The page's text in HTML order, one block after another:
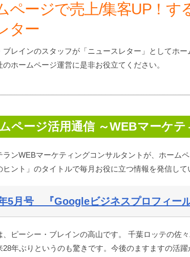
ページで売上/集客UP！す
ター
ブレインのスタッフが「ニュースレター」としてホ
のホームページ運営に是非お役立てください。
ページ活用通信 ～WEBマーケテ
ランWEBマーケティングコンサルタントが、ホーム
ヒント」のタイトルで毎月お役に立つ情報を発信して
5月号 『Googleビジネスプロフィール
、ピーシー・ブレインの高山です。 千葉ロッテの佐
28年ぶりというのも驚きです。今後のますますの活